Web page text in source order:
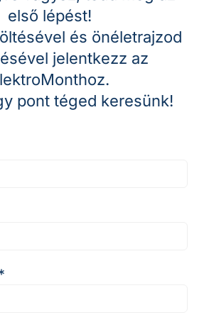
első lépést!
és önéletrajzod
jelentkezz az
pont téged keresünk!